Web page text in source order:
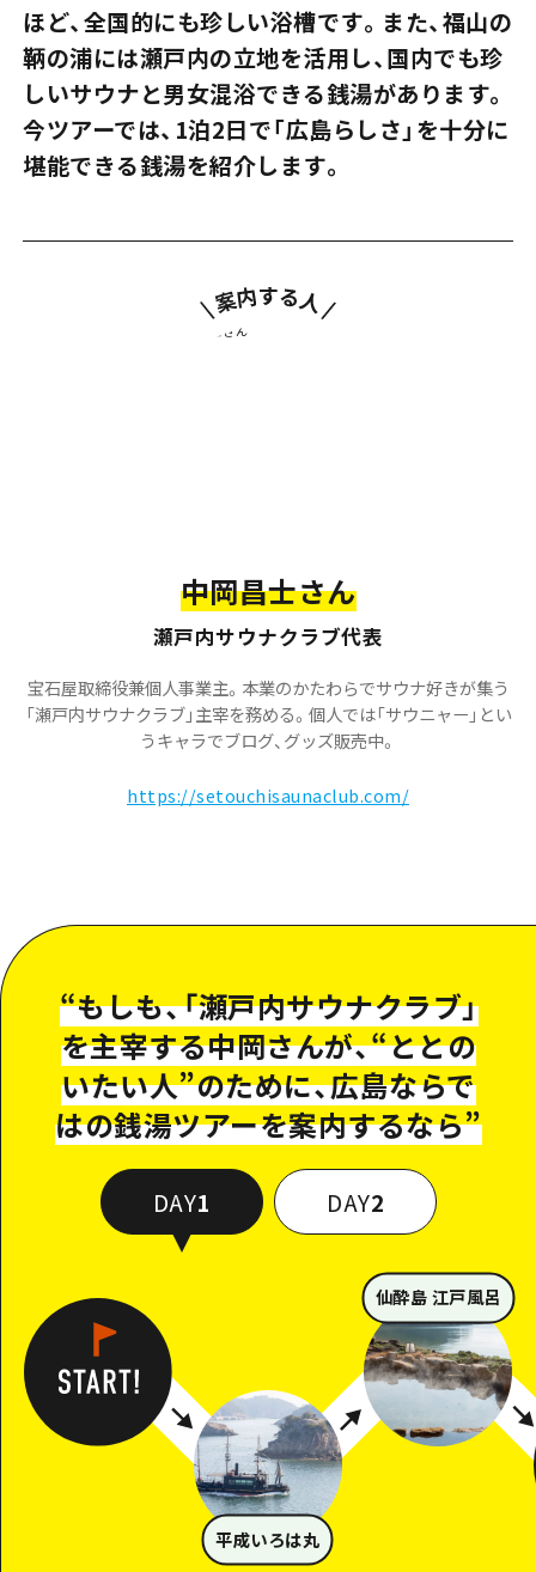
中岡昌士さん
瀬戸内サウナクラブ代表
宝石屋取締役兼個人事業主。本業のかたわらでサウナ好きが集う
「瀬戸内サウナクラブ」主宰を務める。個人では「サウニャー」とい
うキャラでブログ、グッズ販売中。
https://setouchisaunaclub.com/
ほど、全国的にも珍しい浴槽です。また、福山の
鞆の浦には瀬戸内の立地を活用し、国内でも珍
しいサウナと男女混浴できる銭湯があります。
今ツアーでは、1泊2日で「広島らしさ」を十分に
堪能できる銭湯を紹介します。
“もしも、「瀬戸内サウナクラブ」
を主宰する中岡さんが、“ととの
いたい人”のために、広島ならで
はの銭湯ツアーを案内するなら”
DAY1 DAY2
平成いろは丸
仙酔島 江戸風呂